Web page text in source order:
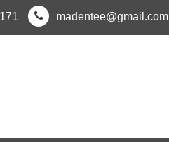
madentee@gmail.com